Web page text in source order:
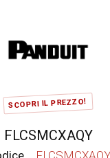
SCOPRI IL PREZZO!
FLCSMCXAQY
FLCSMCXAQY